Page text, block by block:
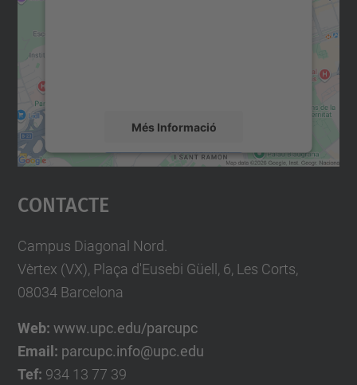
Més Informació
Accepta
powered by
Contacte
Campus Diagonal Nord.
Vèrtex (VX), Plaça d'Eusebi Güell, 6, Les Corts,
08034 Barcelona
Web: www.upc.edu/parcupc
Email: parcupc.info@upc.edu
Tef: 934 13 77 39